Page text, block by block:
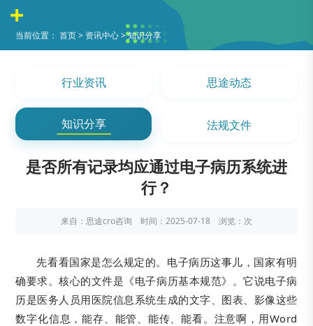
当前位置：首页> 资讯中心>知识分享
行业资讯 思途动态
知识分享 法规文件
是否所有记录均应通过电子病历系统进
行？
来自：思途cro咨询 时间：2025-07-18 浏览： 次
先看看国家是怎么规定的。电子病历这事儿，国家有明
确要求。核心的文件是《电子病历基本规范》。它说电子病
历是医务人员用医院信息系统生成的文字、图表、影像这些
数字化信息，能存、能管、能传、能看。注意啊，用Word